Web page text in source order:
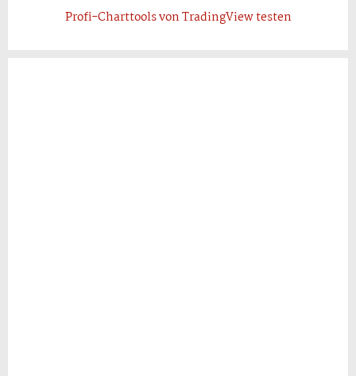
Profi-Charttools von TradingView testen